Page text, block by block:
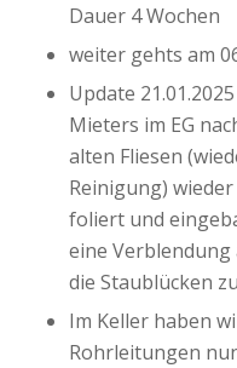
Dauer 4 Wochen
weiter gehts am
Update
Mieters im EG
alten Fliesen
Reinigung)
foliert und
eine Verblendung
die Staublücken
Im Keller haben
Rohrleitungen